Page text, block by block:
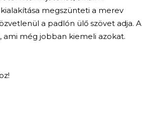
megszünteti a merev
a padlón ülő szövet adja. A
ami még jobban kiemeli azokat.